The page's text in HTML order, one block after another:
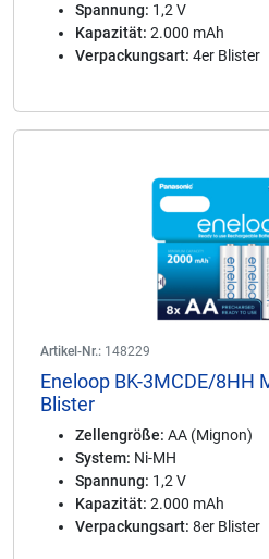
Spannung: 1,2 V
Kapazität: 2.000 mAh
Verpackungsart: 4er Blister
Artikel-Nr.: 148229
Eneloop BK-3MCDE/8HH
Blister
Zellengröße: AA (Mignon)
System: Ni-MH
Spannung: 1,2 V
Kapazität: 2.000 mAh
Verpackungsart: 8er Blister